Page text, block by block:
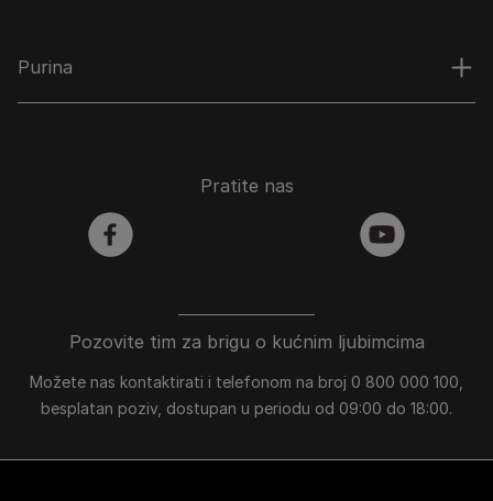
Purina
Pozovite tim za brigu o kućnim ljubimcima
Možete nas kontaktirati i telefonom na broj 0 800 000 100,
besplatan poziv, dostupan u periodu od 09:00 do 18:00.
Pratite nas
facebook youtube